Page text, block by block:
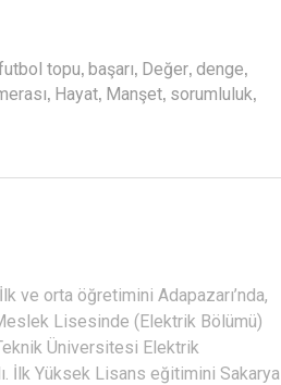
futbol topu, başarı, Değer, denge,
, Hayat, Manşet, sorumluluk,
ve orta öğretimini Adapazarı’nda,
Lisesinde (Elektrik Bölümü)
Üniversitesi Elektrik
İlk Yüksek Lisans eğitimini Sakarya